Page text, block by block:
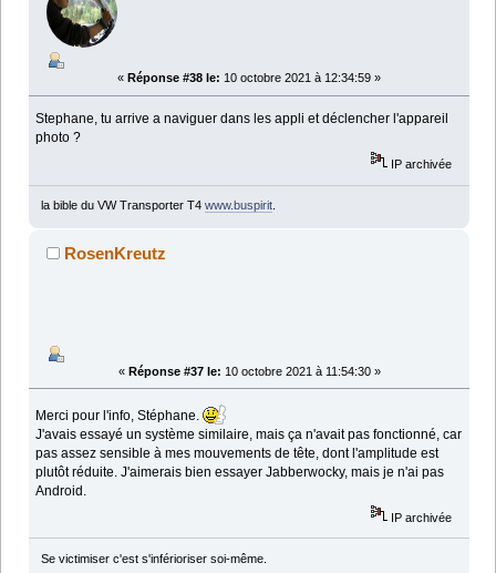
« Réponse #38 le: 10 octobre 2021 à 12:34:59 »
Stephane, tu arrive a naviguer dans les appli et déclencher l'appareil
photo ?
IP archivée
la bible du VW Transporter T4 www.buspirit.
RosenKreutz
« Réponse #37 le: 10 octobre 2021 à 11:54:30 »
Merci pour l'info, Stéphane.
J'avais essayé un système similaire, mais ça n'avait pas fonctionné, car
pas assez sensible à mes mouvements de tête, dont l'amplitude est
plutôt réduite. J'aimerais bien essayer Jabberwocky, mais je n'ai pas
Android.
IP archivée
Se victimiser c'est s'inférioriser soi-même.